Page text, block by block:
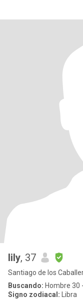
lily, 37
Santiago de los
Buscando: Hombre 30
Signo zodiacal: Libra